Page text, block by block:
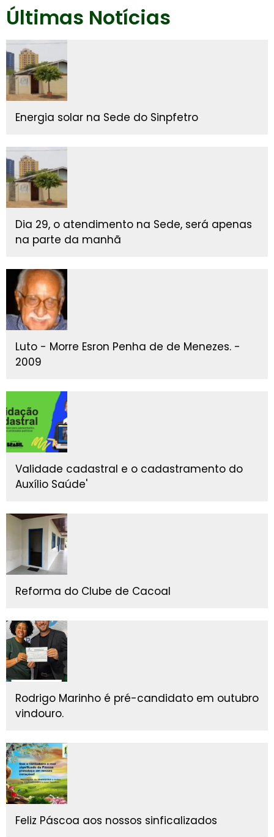
Últimas Notícias
Energia solar na Sede do Sinpfetro
Dia 29, o atendimento na Sede, será apenas
na parte da manhã
Luto - Morre Esron Penha de de Menezes. -
2009
Validade cadastral e o cadastramento do
Auxílio Saúde'
Reforma do Clube de Cacoal
Rodrigo Marinho é pré-candidato em outubro
vindouro.
Feliz Páscoa aos nossos sinficalizados